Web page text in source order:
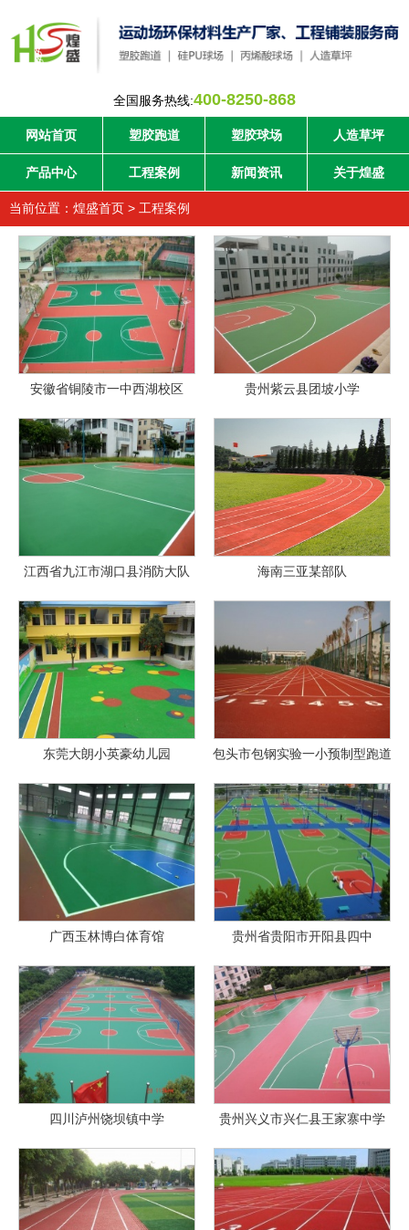
全国服务热线:400-8250-868
网站首页 塑胶跑道 塑胶球场 人造草坪
产品中心 工程案例 新闻资讯 关于煌盛
当前位置： 煌盛首页 > 工程案例
安徽省铜陵市一中西湖校区 贵州紫云县团坡小学
江西省九江市湖口县消防大队 海南三亚某部队
东莞大朗小英豪幼儿园 包头市包钢实验一小预制型跑道
广西玉林博白体育馆 贵州省贵阳市开阳县四中
四川泸州饶坝镇中学 贵州兴义市兴仁县王家寨中学